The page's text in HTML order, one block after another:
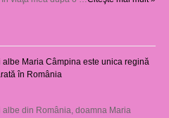
albe Maria Câmpina este unica regină
în România
albe din România, doamna Maria